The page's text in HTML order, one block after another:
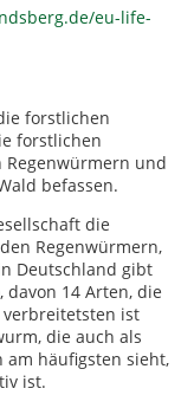
eu-life-
forstlichen
forstlichen
und
befassen.
die
Regenwürmern,
Deutschland gibt
davon 14 Arten, die
ist
die auch als
am häufigsten sieht,
ist.